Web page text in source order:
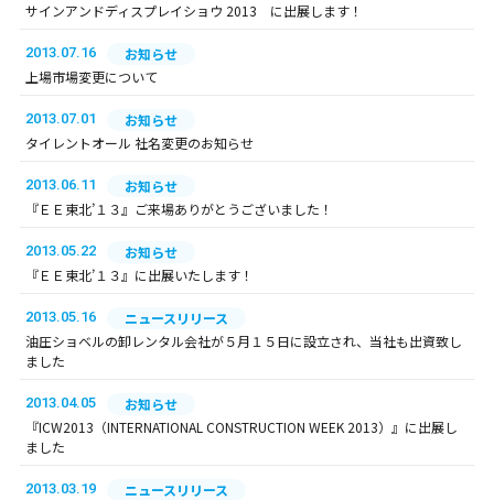
サインアンドディスプレイショウ 2013 に出展します！
2013.07.16
お知らせ
上場市場変更について
2013.07.01
お知らせ
タイレントオール 社名変更のお知らせ
2013.06.11
お知らせ
『ＥＥ東北’１３』ご来場ありがとうございました！
2013.05.22
お知らせ
『ＥＥ東北’１３』に出展いたします！
2013.05.16
ニュースリリース
油圧ショベルの卸レンタル会社が５月１５日に設立され、当社も出資致し
ました
2013.04.05
お知らせ
『ICW2013（INTERNATIONAL CONSTRUCTION WEEK 2013）』に出展し
ました
2013.03.19
ニュースリリース